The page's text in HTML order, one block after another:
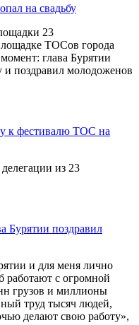
на свадьбу
23
ТОСов города
глава Бурятии
и поздравил молодоженов
к фестивалю ТОС на
делегации из 23
Бурятии поздравил
и для меня лично
с огромной
грузов и миллионы
труд тысяч людей,
делают свою работу»,